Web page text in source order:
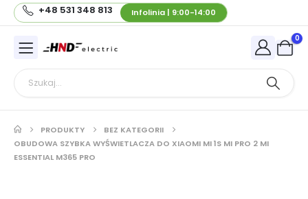
+48 531 348 813 Infolinia | 9:00-14:00
0
PRODUKTY
BEZ KATEGORII
OBUDOWA SZYBKA WYŚWIETLACZA DO XIAOMI MI 1S MI PRO 2 MI
ESSENTIAL M365 PRO